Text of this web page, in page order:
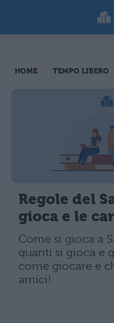
HOME TEMPO LIBERO
Regole del
gioca e le
Come si gioca a
quanti si gioca e
come giocare e
amici!